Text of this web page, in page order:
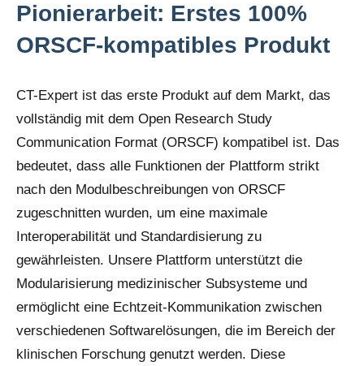
Pionierarbeit: Erstes 100%
ORSCF-kompatibles Produkt
CT-Expert ist das erste Produkt auf dem Markt, das
vollständig mit dem Open Research Study
Communication Format (ORSCF) kompatibel ist. Das
bedeutet, dass alle Funktionen der Plattform strikt
nach den Modulbeschreibungen von ORSCF
zugeschnitten wurden, um eine maximale
Interoperabilität und Standardisierung zu
gewährleisten. Unsere Plattform unterstützt die
Modularisierung medizinischer Subsysteme und
ermöglicht eine Echtzeit-Kommunikation zwischen
verschiedenen Softwarelösungen, die im Bereich der
klinischen Forschung genutzt werden. Diese